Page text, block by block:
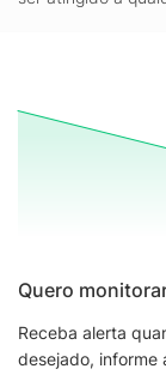
Quero
Receba alerta
desejado, informe